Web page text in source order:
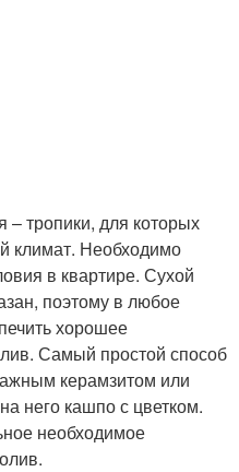
– тропики, для которых
климат. Необходимо
в квартире. Сухой
поэтому в любое
хорошее
Самый простой способ
керамзитом или
него кашпо с цветком.
необходимое